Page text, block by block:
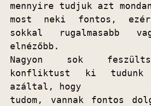
mennyire tudjuk azt
most neki fontos,
sokkal rugalmasabb
elnézőbb.
Nagyon sok
konfliktust ki tudunk
azáltal, hogy
tudom, vannak fontos